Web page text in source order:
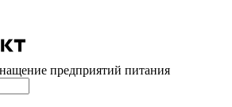
предприятий питания